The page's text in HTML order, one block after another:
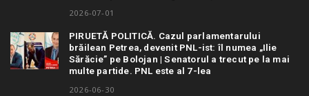
2026-07-01
PIRUETĂ POLITICĂ. Cazul parlamentarului
brăilean Petrea, devenit PNL-ist: îl numea „Ilie
Sărăcie” pe Bolojan | Senatorul a trecut pe la mai
multe partide. PNL este al 7-lea
2026-06-30